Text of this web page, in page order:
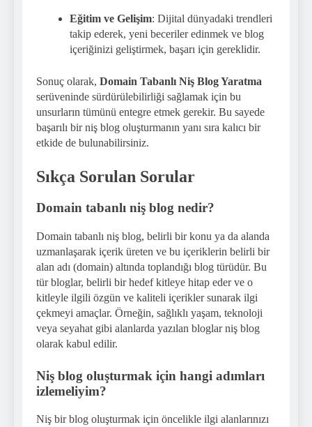
Eğitim ve Gelişim: Dijital dünyadaki trendleri
takip ederek, yeni beceriler edinmek ve blog
içeriğinizi geliştirmek, başarı için gereklidir.
Sonuç olarak, Domain Tabanlı Niş Blog Yaratma
serüveninde sürdürülebilirliği sağlamak için bu
unsurların tümünü entegre etmek gerekir. Bu sayede
başarılı bir niş blog oluşturmanın yanı sıra kalıcı bir
etkide de bulunabilirsiniz.
Sıkça Sorulan Sorular
Domain tabanlı niş blog nedir?
Domain tabanlı niş blog, belirli bir konu ya da alanda
uzmanlaşarak içerik üreten ve bu içeriklerin belirli bir
alan adı (domain) altında toplandığı blog türüdür. Bu
tür bloglar, belirli bir hedef kitleye hitap eder ve o
kitleyle ilgili özgün ve kaliteli içerikler sunarak ilgi
çekmeyi amaçlar. Örneğin, sağlıklı yaşam, teknoloji
veya seyahat gibi alanlarda yazılan bloglar niş blog
olarak kabul edilir.
Niş blog oluşturmak için hangi adımları
izlemeliyim?
Niş bir blog oluşturmak için öncelikle ilgi alanlarınızı